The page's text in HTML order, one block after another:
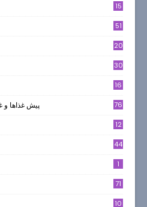
15
51
20
30
16
پيش غذاها و 76
12
44
1
71
10